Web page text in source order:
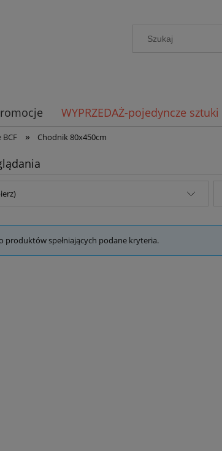
WYPRZEDAŻ-pojedyncze sztuki
» Chodnik 80x450cm
produktów spełniających podane kryteria.